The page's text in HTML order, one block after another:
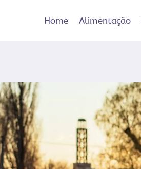
Home Alimentação